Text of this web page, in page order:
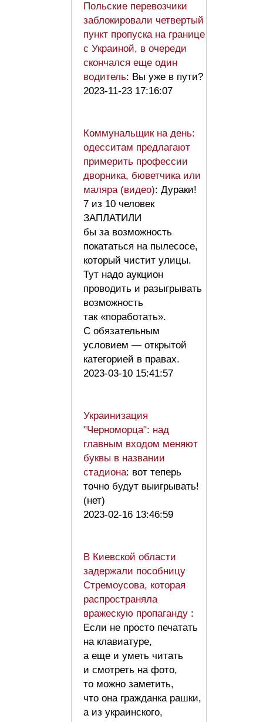
Польские перевозчики
заблокировали четвертый
пункт пропуска на границе
с Украиной, в очереди
скончался еще один
водитель: Вы уже в пути?
2023-11-23 17:16:07
Коммунальщик на день:
одесситам предлагают
примерить профессии
дворника, бюветчика или
маляра (видео): Дураки!
7 из 10 человек
ЗАПЛАТИЛИ
бы за возможность
покататься на пылесосе,
который чистит улицы.
Тут надо аукцион
проводить и разыгрывать
возможность
так «поработать».
С обязательным
условием — открытой
категорией в правах.
2023-03-10 15:41:57
Украинизация
"Черноморца": над
главным входом меняют
буквы в названии
стадиона: вот теперь
точно будут выигрывать!
(нет)
2023-02-16 13:46:59
В Киевской области
задержали пособницу
Стремоусова, которая
распространяла
вражескую пропаганду :
Если не просто печатать
на клавиатуре,
а еще и уметь читать
и смотреть на фото,
то можно заметить,
что она гражданка рашки,
а из украинского,